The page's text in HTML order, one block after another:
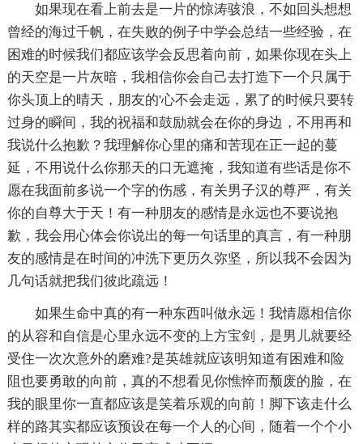
如果现在看上前去是一片的惊涛骇浪，不如回头想想
曾经的海过千帆，在失败的例子中学会总结一些经验，在
困难的时候我们都应该学会反思着向前，如果你现在头上
的天空是一片灰暗，我相信你会自己去打造下一个只属于
你头顶上的晴天，朋友的'心不会走远，累了的时候只要转
过身的瞬间，我的祝福和鼓励就会在你的身边，不用再和
我说什么抱歉？我理解你心里的痛和苦现在正一起的蔓
延，不用说什么你那天的口无遮掩，我知道有些话是你不
愿在我面前多说一个字的伤感，有关男子汉的尊严，有关
你的自尊大于天！有一种朋友的感情是永远也不要说抱
歉，我会用心体会你说出的每一句话里的真言，有一种朋
友的感情是在时间的冲洗下更历久弥坚，所以我不会因为
几句话就把我们彼此疏远！
如果生命中真的有一种东西叫做永远！我情愿相信你
的从容和自信是心里永远不变的上方宝剑，是男儿就要经
受住一次次意外的磨难?是英雄就应该明知道有困难和险
阻也要勇敢的向前，真的不想看见你憔悴而颓废的脸，在
我的眼里你一直都应该是笑着乐观的向前！脚下该走什么
样的路其实都应该预设在每一个人的心间，随着一个个小